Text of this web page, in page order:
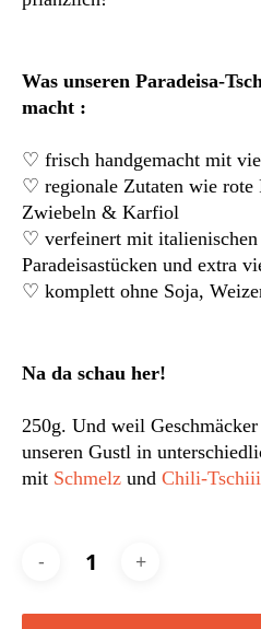
Was unseren Paradeisa-
macht :
♡ frisch handgemacht mit
♡ regionale Zutaten wie rote
Zwiebeln & Karfiol
♡ verfeinert mit italienischen
Paradeisastücken und extra
♡ komplett ohne Soja,
Na da schau her!
250g. Und weil
unseren Gustl in
mit Schmelz und Chili-